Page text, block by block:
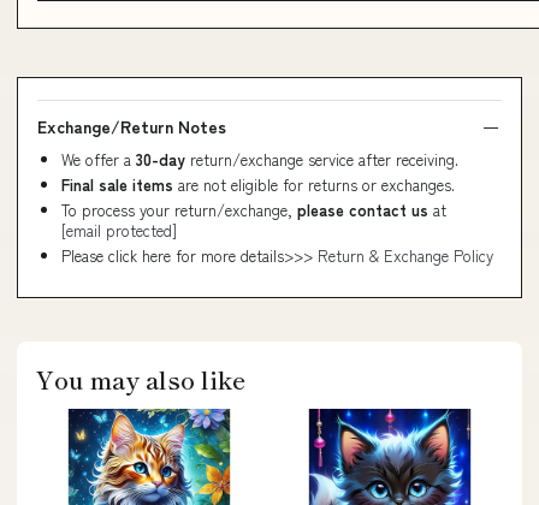
Exchange/Return Notes
We offer a 30-day return/exchange service after receiving.
Final sale items are not eligible for returns or exchanges.
To process your return/exchange, please contact us at
[email protected]
Please click here for more details>>> Return & Exchange Policy
You may also like